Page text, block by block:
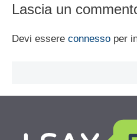
Lascia un
Devi essere connesso per